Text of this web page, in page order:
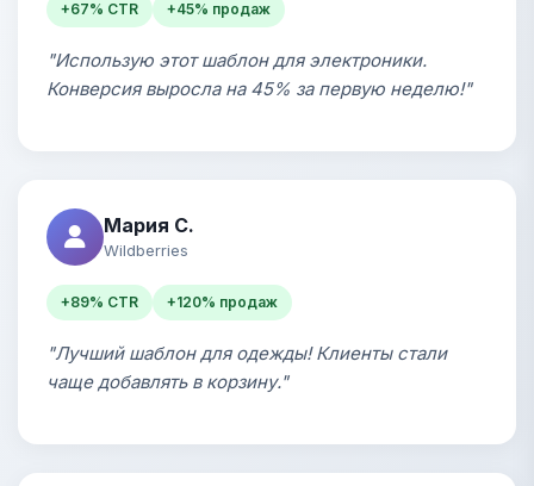
+67% CTR +45% продаж
"Использую этот шаблон для электроники.
Конверсия выросла на 45% за первую неделю!"
Мария С.
Wildberries
+89% CTR +120% продаж
"Лучший шаблон для одежды! Клиенты стали
чаще добавлять в корзину."